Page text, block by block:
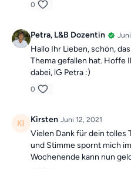
0
Petra, L&B Dozentin
Hallo Ihr Lieben, schön,
Thema gefallen hat. Hoffe
dabei, lG Petra :)
0
Kirsten Juni 12, 2021
Vielen Dank für dein tolles
und Stimme spornt mich
Wochenende kann nun